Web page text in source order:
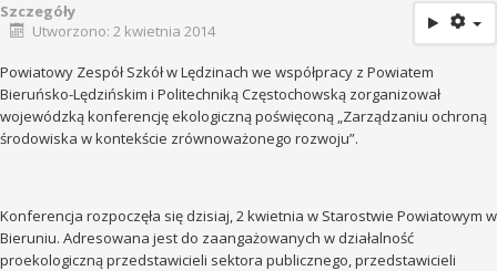
Szczegóły
Utworzono: 2 kwietnia 2014
Powiatowy Zespół Szkół w Lędzinach we współpracy z Powiatem
Bieruńsko-Lędzińskim i Politechniką Częstochowską zorganizował
wojewódzką konferencję ekologiczną poświęconą „Zarządzaniu ochroną
środowiska w kontekście zrównoważonego rozwoju”.
Konferencja rozpoczęła się dzisiaj, 2 kwietnia w Starostwie Powiatowym w
Bieruniu. Adresowana jest do zaangażowanych w działalność
proekologiczną przedstawicieli sektora publicznego, przedstawicieli